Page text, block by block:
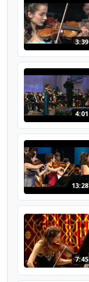
3:39
4:01
13:28
7:45